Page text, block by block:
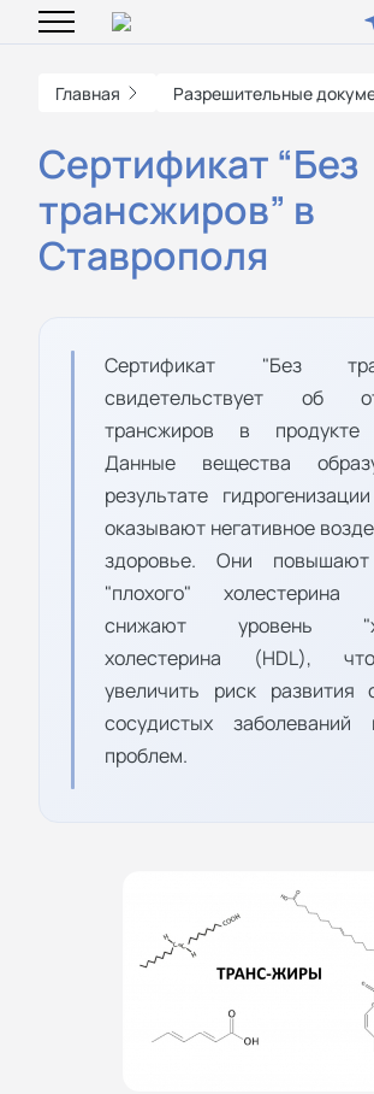
Главная Разрешительные
Сертификат “Без
трансжиров” в
Ставрополя
Сертификат "Без
свидетельствует об
трансжиров в продукте
Данные вещества
результате
оказывают негативное
здоровье. Они повышают
"плохого"
снижают уровень
холестерина (HDL),
увеличить риск развития
сосудистых заболеваний
проблем.